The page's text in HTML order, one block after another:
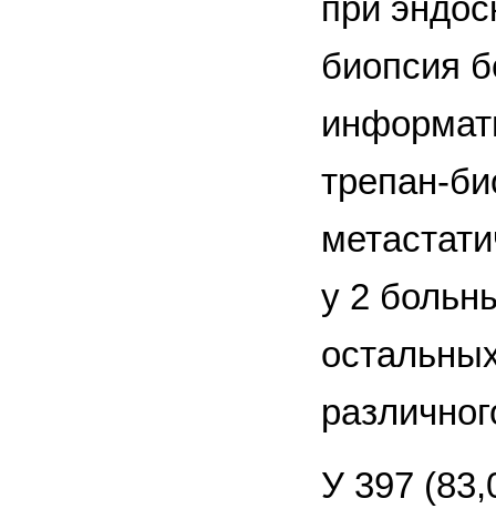
при
биопсия
трепан-
у 2
У 397